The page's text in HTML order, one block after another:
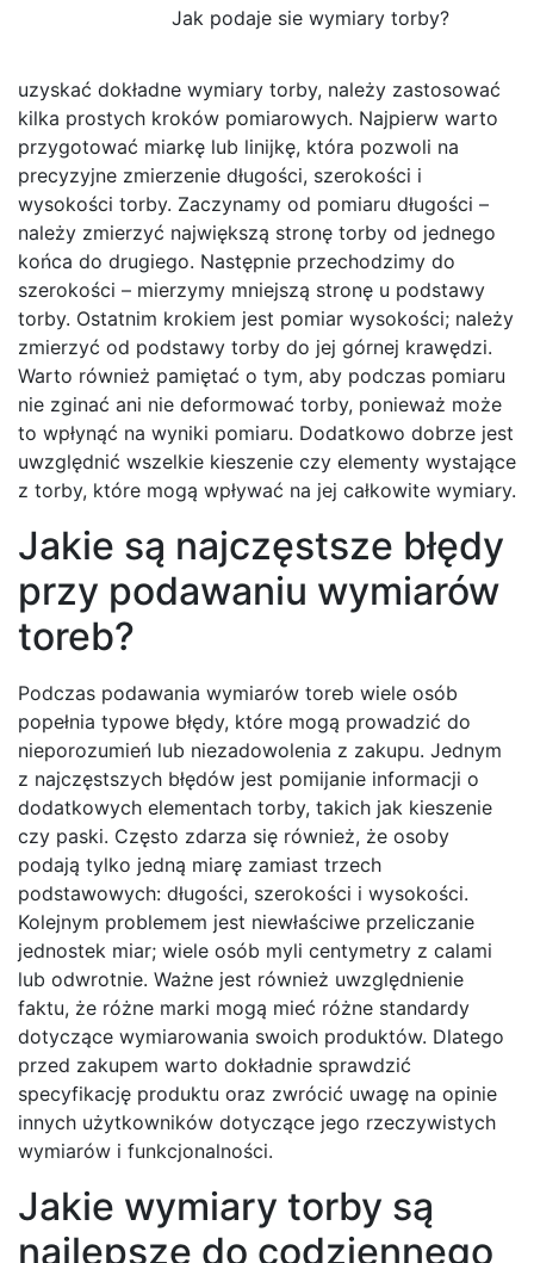
Jak podaje sie wymiary torby?
uzyskać dokładne wymiary torby, należy zastosować
kilka prostych kroków pomiarowych. Najpierw warto
przygotować miarkę lub linijkę, która pozwoli na
precyzyjne zmierzenie długości, szerokości i
wysokości torby. Zaczynamy od pomiaru długości –
należy zmierzyć największą stronę torby od jednego
końca do drugiego. Następnie przechodzimy do
szerokości – mierzymy mniejszą stronę u podstawy
torby. Ostatnim krokiem jest pomiar wysokości; należy
zmierzyć od podstawy torby do jej górnej krawędzi.
Warto również pamiętać o tym, aby podczas pomiaru
nie zginać ani nie deformować torby, ponieważ może
to wpłynąć na wyniki pomiaru. Dodatkowo dobrze jest
uwzględnić wszelkie kieszenie czy elementy wystające
z torby, które mogą wpływać na jej całkowite wymiary.
Jakie są najczęstsze błędy
przy podawaniu wymiarów
toreb?
Podczas podawania wymiarów toreb wiele osób
popełnia typowe błędy, które mogą prowadzić do
nieporozumień lub niezadowolenia z zakupu. Jednym
z najczęstszych błędów jest pomijanie informacji o
dodatkowych elementach torby, takich jak kieszenie
czy paski. Często zdarza się również, że osoby
podają tylko jedną miarę zamiast trzech
podstawowych: długości, szerokości i wysokości.
Kolejnym problemem jest niewłaściwe przeliczanie
jednostek miar; wiele osób myli centymetry z calami
lub odwrotnie. Ważne jest również uwzględnienie
faktu, że różne marki mogą mieć różne standardy
dotyczące wymiarowania swoich produktów. Dlatego
przed zakupem warto dokładnie sprawdzić
specyfikację produktu oraz zwrócić uwagę na opinie
innych użytkowników dotyczące jego rzeczywistych
wymiarów i funkcjonalności.
Jakie wymiary torby są
najlepsze do codziennego